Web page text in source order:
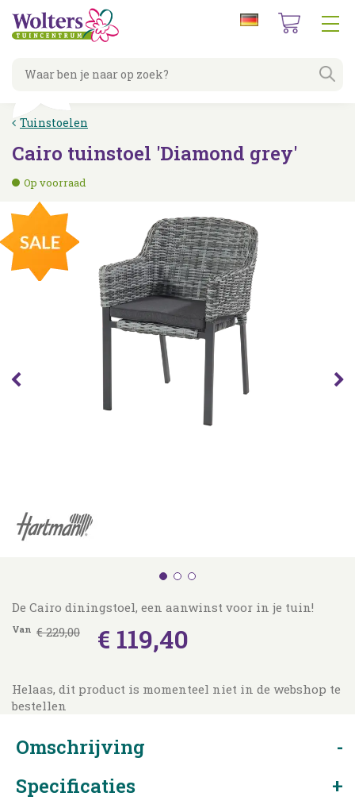
Tuinstoelen
Cairo tuinstoel 'Diamond grey'
Op voorraad
De Cairo diningstoel, een aanwinst voor in je tuin!
Van € 229,00 € 119,40
Helaas, dit product is momenteel niet in de webshop te
bestellen
Omschrijving
Specificaties